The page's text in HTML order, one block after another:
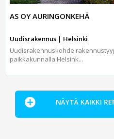
AS OY AURINGONKEHÄ
Uudisrakennus | Helsinki
Uudisrakennuskohde
paikkakunnalla Helsink...
NÄYTÄ KAIKKI